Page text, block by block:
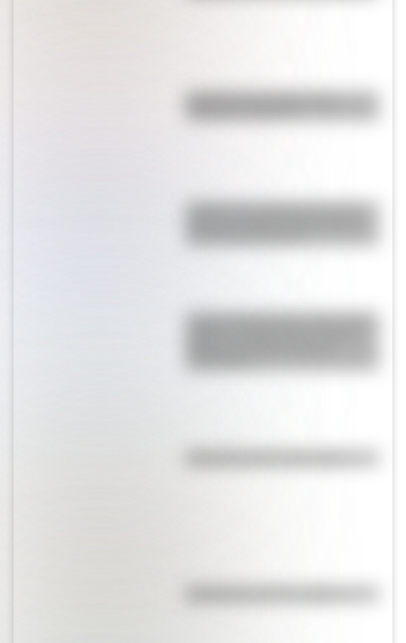
Bandera de Ecuador para
colorear e imprimir
¿Sabías que Argentina tuvo la
alta de Sudamérica?
La gran hazaña del Cruce de los